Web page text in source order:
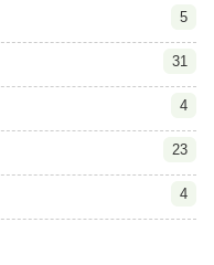
5
31
4
23
4